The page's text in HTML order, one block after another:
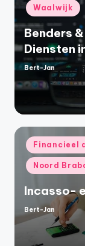
Waalwijk
Benders &
Diensten
Geplaatst
Bert-Jan
Geplaatst
in
Financieel
Noord
Incasso-
Geplaatst
door
Bert-Jan